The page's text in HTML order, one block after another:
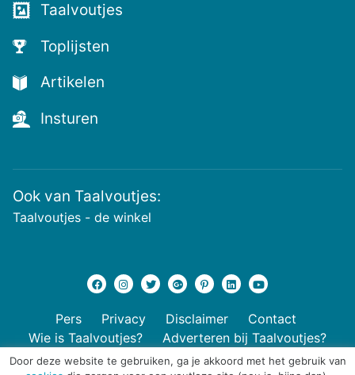
Taalvoutjes
Toplijsten
Artikelen
Insturen
Ook van Taalvoutjes:
Taalvoutjes - de winkel
Pers Privacy Disclaimer
Contact
Wie is Taalvoutjes?
Adverteren bij Taalvoutjes?
Door deze website te gebruiken, ga je akkoord met het gebruik van